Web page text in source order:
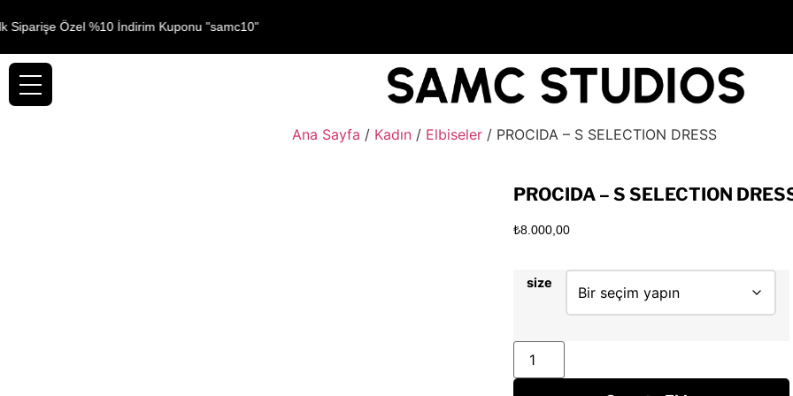
Siparişe Özel %10 İndirim Kuponu "samc10"
Ana Sayfa / Kadın / Elbiseler / PROCIDA – S SELECTION DRESS
PROCIDA – S SELECTION
₺8.000,00
size